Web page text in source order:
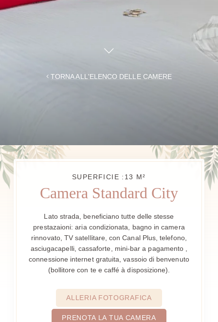
TORNA ALL'ELENCO DELLE CAMERE
SUPERFICIE :13 M²
Camera Standard City
Lato strada, beneficiano tutte delle stesse
prestazaioni: aria condizionata, bagno in camera
rinnovato, TV satellitare, con Canal Plus, telefono,
asciugacapelli, cassaforte, mini-bar a pagamento ,
connessione internet gratuita, vassoio di benvenuto
(bollitore con te e caffé à disposizione).
ALLERIA FOTOGRAFICA
PRENOTA LA TUA CAMERA